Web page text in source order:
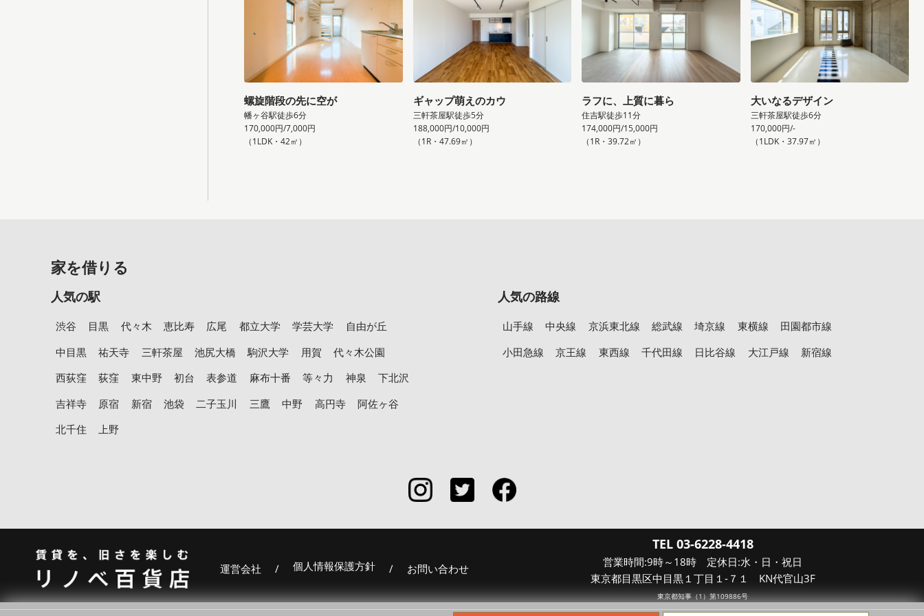
螺旋階段の先に空が
幡ヶ谷駅徒歩6分
170,000円/7,000円
（1LDK・42㎡）
ギャップ萌えのカウ
三軒茶屋駅徒歩5分
188,000円/10,000円
（1R・47.69㎡）
ラフに、上質に暮ら
住吉駅徒歩11分
174,000円/15,000円
（1R・39.72㎡）
大いなるデザイン
三軒茶屋駅徒歩6分
170,000円/-
（1LDK・37.97㎡）
家を借りる
人気の駅
渋谷 目黒 代々木 恵比寿 広尾 都立大学 学芸大学
自由が丘
中目黒
祐天寺 三軒茶屋 池尻大橋 駒沢大学 用賀
代々木公園
西荻窪
荻窪 東中野 初台 表参道 麻布十番 等々力 神泉
下北沢
吉祥寺
原宿 新宿 池袋 二子玉川 三鷹 中野 高円寺
阿佐ヶ谷
北千住
上野
人気の路線
山手線 中央線 京浜東北線 総武線 埼京線 東横線
田園都市線
小田急線
京王線 東西線 千代田線 日比谷線 大江戸線 新宿線
運営会社 / 個人情報保護方針 / お問い合わせ
TEL 03-6228-4418
営業時間:9時～18時 定休日:水・日・祝日
東京都目黒区中目黒１丁目１-７１ KN代官山3F
東京都知事（1）第109886号